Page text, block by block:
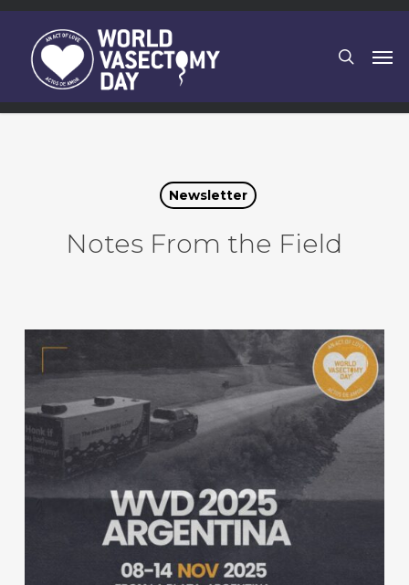
Skip
main
content
Newsletter
Notes From the Field